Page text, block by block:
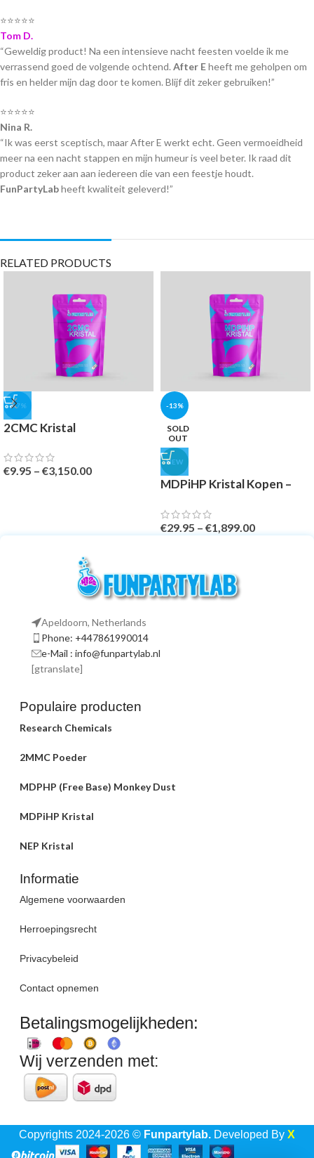
⭐⭐⭐⭐⭐
Tom D.
“Geweldig product! Na een intensieve nacht feesten voelde ik me
verrassend goed de volgende ochtend. After Eheeft me geholpen om
fris en helder mijn dag door te komen. Blijf dit zeker gebruiken!”
⭐⭐⭐⭐⭐
Nina R.
“Ik was eerst sceptisch, maar After E werkt echt. Geen vermoeidheid
meer na een nacht stappen en mijn humeur is veel beter. Ik raad dit
product zeker aan aan iedereen die van een feestje houdt.
FunPartyLabheeft kwaliteit geleverd!”
RELATED PRODUCTS
-47%
2CMC Kristal
€9.95 – €3,150.00
-13%
SOLD
OUT
NEW
MDPiHP Kristal Kopen –
€29.95 – €1,899.00
Apeldoorn, Netherlands
Phone: +447861990014
e-Mail : info@funpartylab.nl
[gtranslate]
Populaire producten
Research Chemicals
2MMC Poeder
MDPHP (Free Base) Monkey Dust
MDPiHP Kristal
NEP Kristal
Informatie
Algemene voorwaarden
Herroepingsrecht
Privacybeleid
Contact opnemen
Betalingsmogelijkheden:
Wij verzenden met:
Copyrights 2024-2026 © Funpartylab.Developed By X